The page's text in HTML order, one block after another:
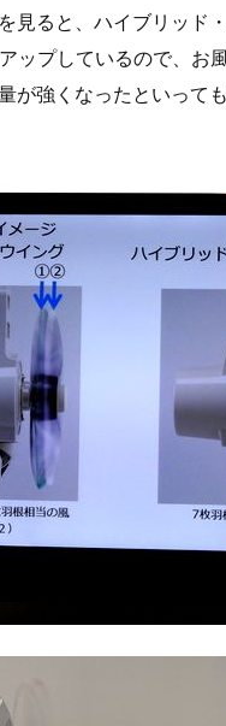
見ると、ハイブリッド
ップしているので、お
が強くなったといって